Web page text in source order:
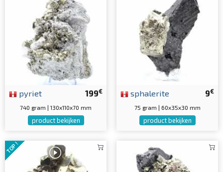
199€
pyriet
740 gram | 130x110x70 mm
product bekijken
9€
sphalerite
75 gram | 60x35x30 mm
product bekijken
TOP !